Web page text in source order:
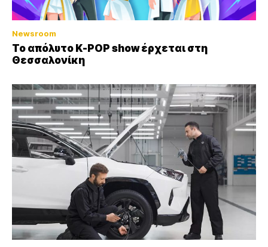
Newsroom
Το απόλυτο K-POP show έρχεται στη
Θεσσαλονίκη